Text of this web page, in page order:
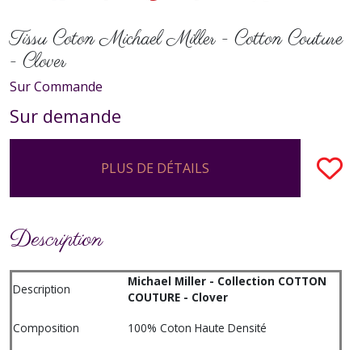
Tissu Coton Michael Miller - Cotton Couture
- Clover
Sur Commande
Sur demande
PLUS DE DÉTAILS
Description
Description
Michael Miller - Collection COTTON
COUTURE - Clover
Composition
100% Coton Haute Densité